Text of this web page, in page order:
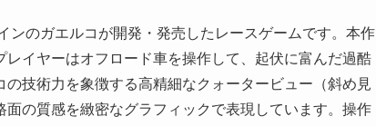
のガエルコが開発・発売したレースゲームです。本作
イヤーはオフロード車を操作して、起伏に富んだ過酷
技術力を象徴する高精細なクォータービュー（斜め見
の質感を緻密なグラフィックで表現しています。操作